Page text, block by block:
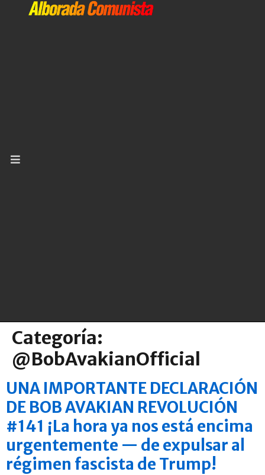
Categoría:
@BobAvakianOfficial
UNA IMPORTANTE DECLARACIÓN
DE BOB AVAKIAN REVOLUCIÓN
#141 ¡La hora ya nos está encima
urgentemente — de expulsar al
régimen fascista de Trump!